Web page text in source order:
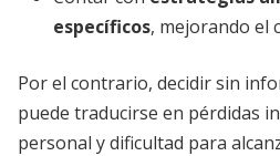
específicos, mejorando el
Por el contrario, decidir sin
puede traducirse en pérdidas
personal y dificultad para